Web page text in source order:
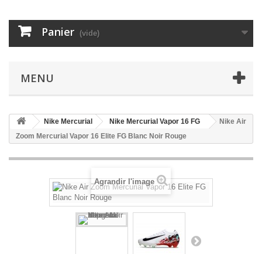
Panier (vide)
MENU
Nike Mercurial Nike Mercurial Vapor 16 FG
Nike Air
Zoom Mercurial Vapor 16 Elite FG Blanc Noir Rouge
Agrandir l'image